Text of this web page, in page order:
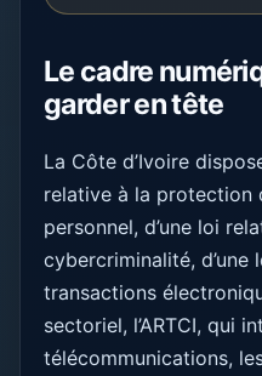
Le cadre
garder en tête
La Côte d’Ivoire
relative à la protection
personnel, d’une loi
cybercriminalité, d’une
transactions
sectoriel, l’ARTCI, qui
télécommunications,